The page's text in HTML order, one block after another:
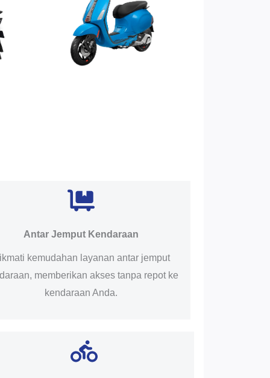
Antar Jemput Kendaraan
kemudahan layanan antar jemput
memberikan akses tanpa repot ke
kendaraan Anda.